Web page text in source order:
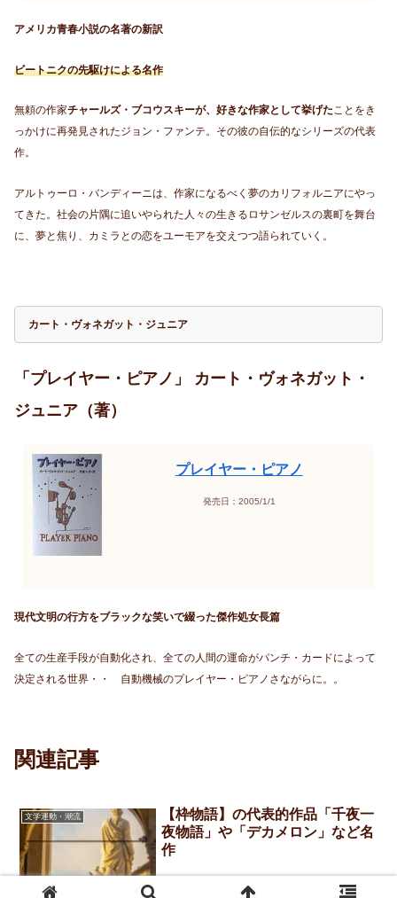
アメリカ青春小説の名著の新訳
ビートニクの先駆けによる名作
無頼の作家チャールズ・ブコウスキーが、好きな作家として挙げたことをき
っかけに再発見されたジョン・ファンテ。その彼の自伝的なシリーズの代表
作。
アルトゥーロ・バンディーニは、作家になるべく夢のカリフォルニアにやっ
てきた。社会の片隅に追いやられた人々の生きるロサンゼルスの裏町を舞台
に、夢と焦り、カミラとの恋をユーモアを交えつつ語られていく。
カート・ヴォネガット・ジュニア
「プレイヤー・ピアノ」 カート・ヴォネガット・
ジュニア（著）
プレイヤー・ピアノ
発売日：2005/1/1
現代文明の行方をブラックな笑いで綴った傑作処女長篇
全ての生産手段が自動化され、全ての人間の運命がパンチ・カードによって
決定される世界・・ 自動機械のプレイヤー・ピアノさながらに。。
関連記事
文学運動・潮流
【枠物語】の代表的作品「千夜一
夜物語」や「デカメロン」など名
作